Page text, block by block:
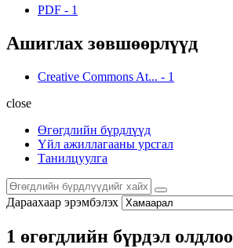
PDF - 1
Ашиглах зөвшөөрлүүд
Creative Commons At... - 1
close
Өгөгдлийн бүрдлүүд
Үйл ажиллагааны урсгал
Танилцуулга
Дараахаар эрэмбэлэх
1 өгөгдлийн бүрдэл олдлоо